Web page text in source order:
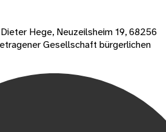
Hege, Neuzeilsheim 19, 68256
Gesellschaft bürgerlichen